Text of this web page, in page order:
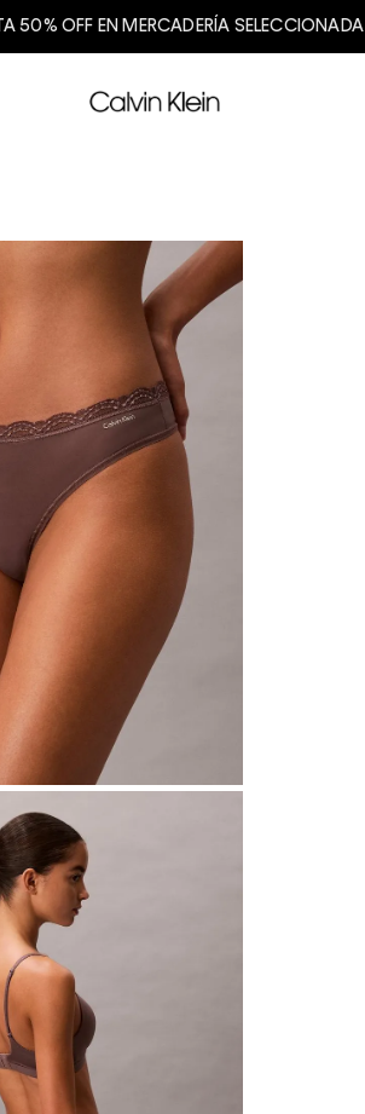
50% OFF EN MERCADERÍA SELECCIONADA